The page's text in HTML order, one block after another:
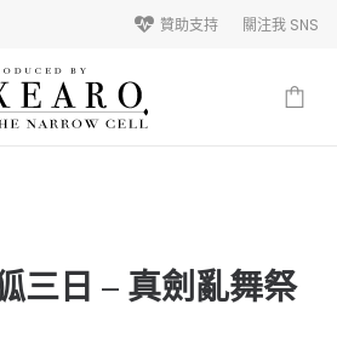
關注我 SNS
贊助支持
三日 – 真劍亂舞祭